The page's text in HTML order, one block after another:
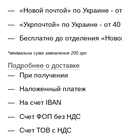
«Новой почтой» по Украине -
«Укрпочтой» по Украине - от 40
Бесплатно до отделения
*мінімальна сума замовлення 200 грн
Подробнее о доставке
При получении
Наложенный платеж
На счет IBAN
Счет ФОП без НДС
Счет ТОВ с НДС